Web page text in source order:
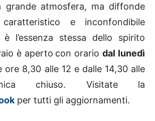
grande atmosfera, ma diffonde
e inconfondibile
l’essenza stessa dello spirito
è aperto con orariodal lunedì
ore 8,30 alle 12 e dalle 14,30 alle
chiuso. Visitate la
per tutti gli aggiornamenti.